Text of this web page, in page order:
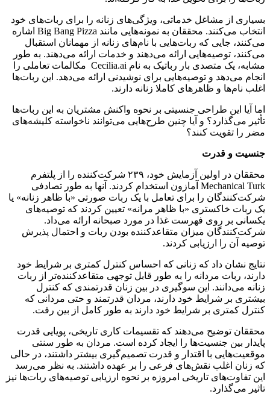
بسیاری از مشاغل خدماتی، ویژگی‌های زنانه را برای ربات‌های خود
انتخاب می‌کنند. محققان به نمونه‌هایی مانند Big Bang Pizza اشاره
می‌کنند، جایی که ربات‌هایی با نام‌های زنانه از مهمانان استقبال
می‌کنند، توصیه‌هایی ارائه می‌دهند و خدمات ارائه می‌دهند. به طور
مشابه، یک متصدی بار رباتیک به نام Cecilia.ai مکالمات تعاملی را
انجام می‌دهد و توصیه‌هایی برای نوشیدنی ارائه می‌دهد. این ربات‌ها
اغلب نام‌ها و ظاهرهای کاملا زنانه دارند.
اما آیا این طراحی جنسیتی بر نحوه واکنش مشتریان به این ربات‌ها
تأثیر می‌گذارد؟ و آیا چنین طرح‌هایی می‌توانند ناخواسته کلیشه‌های
مضر را تقویت کنند؟
جنسیت و قدرت
محققان در اولین آزمایش خود، ۲۳۹ شرکت‌کننده را از پلتفرم
Mechanical Turk آمازون استخدام کردند. آنها به طور تصادفی
شرکت‌کنندگان را برای تعامل با یک ربات صورتی «با ظاهر زنانه» یا
یک ربات خاکستری «با ظاهر مرانه» تعیین کردند که توصیه‌های
یکسانی بر روی فهرست غذا در مورد صبحانه ارائه می‌داد.
شرکت‌کنندگان میزان متقاعدکننده بودن ربات و احتمال پذیرش
توصیه آن را ارزیابی کردند.
نتایج نشان داد که زنانی که احساس کنترل کمتری بر شرایط خود
دارند، ربات مردانه را به طور قابل توجهی متقاعدکننده‌تر از ربات
زنانه می‌دانند. این سوگیری در بین زنان قدرتمندی که کنترل
بیشتری بر شرایط خود دارند، مردان قدرتمند و حتی مردانی که
کنترل کمتری بر شرایط خود دارند به طور کامل از بین رفت.
محققان توضیح می‌دهند که تقسیمات کاری تاریخی، پویایی قدرت
پایدار بین جنسیت‌ها را ایجاد کرده است. مردان به طور سنتی
موقعیت‌هایی با اقتدار و قدرت تصمیم‌گیری بیشتر داشتند، در حالی
که زنان اغلب نقش‌های فرعی را بر عهده داشتند. به نظر می‌رسد
این تفاوت‌های تاریخی امروزه بر نحوه ارزیابی توصیه‌های ربات‌ها نیز
تاثیر می‌گذارد.